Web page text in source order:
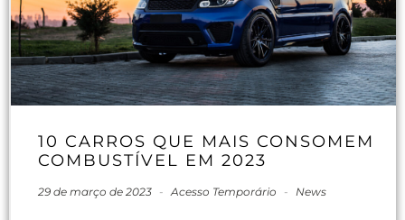
10 CARROS QUE MAIS CONSOMEM
COMBUSTÍVEL EM 2023
29 de março de 2023 - Acesso Temporário - News